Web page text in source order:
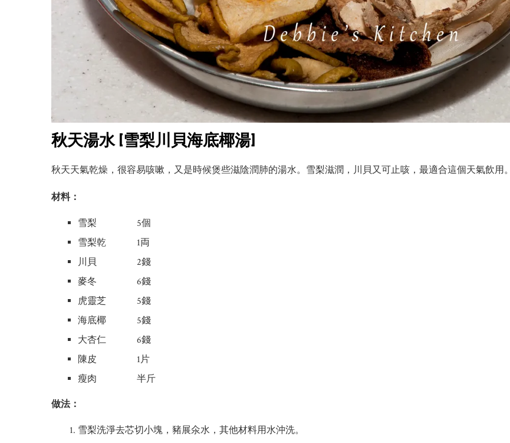
秋天湯水 [雪梨川貝海底椰湯]
秋天天氣乾燥，很容易咳嗽，又是時候煲些滋陰潤肺的湯水。雪梨滋潤，川貝又可止咳，最適合這個天氣飲用。
材料：
雪梨 5個
雪梨乾 1両
川貝 2錢
麥冬 6錢
虎靈芝 5錢
海底椰 5錢
大杏仁 6錢
陳皮 1片
瘦肉 半斤
做法：
雪梨洗淨去芯切小塊，豬展氽水，其他材料用水沖洗。